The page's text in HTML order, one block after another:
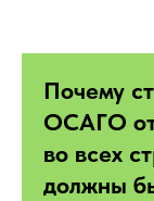
Почему
ОСАГО
во всех
должны